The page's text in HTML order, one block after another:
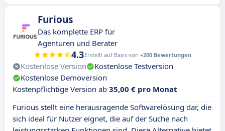
Furious
Das komplette ERP für
Agenturen und Berater
4.3Erstellt auf Basis von +200 Bewertungen
Kostenlose Version
Kostenlose Testversion
Kostenlose Demoversion
Kostenpflichtige Version ab 35,00 € pro Monat
Furious stellt eine herausragende Softwarelösung dar, die
sich ideal für Nutzer eignet, die auf der Suche nach